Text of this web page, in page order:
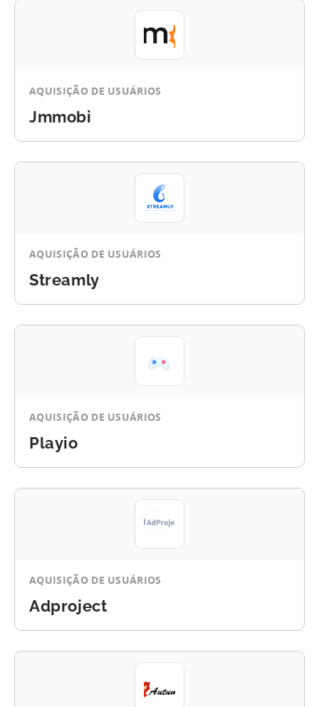
AQUISIÇÃO DE USUÁRIOS
Jmmobi
AQUISIÇÃO DE USUÁRIOS
Streamly
AQUISIÇÃO DE USUÁRIOS
Playio
AQUISIÇÃO DE USUÁRIOS
Adproject